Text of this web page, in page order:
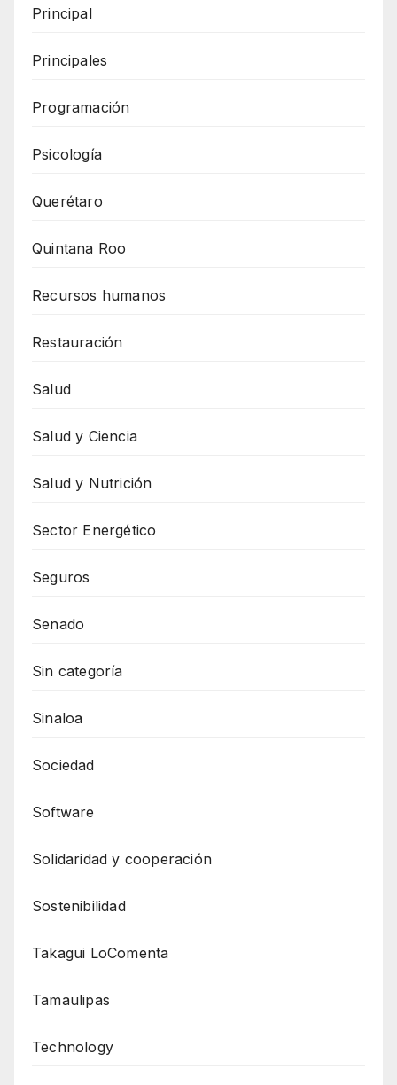
Principal
Principales
Programación
Psicología
Querétaro
Quintana Roo
Recursos humanos
Restauración
Salud
Salud y Ciencia
Salud y Nutrición
Sector Energético
Seguros
Senado
Sin categoría
Sinaloa
Sociedad
Software
Solidaridad y cooperación
Sostenibilidad
Takagui LoComenta
Tamaulipas
Technology